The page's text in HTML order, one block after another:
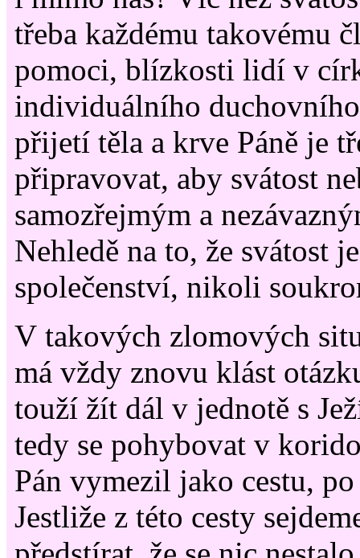
třeba každému takovému
pomoci, blízkosti lidí v
individuálního
přijetí těla a krve Páně je
připravovat, aby svátost
samozřejmým a
Nehledě na to, že svátost
společenství, nikoli
V takových zlomových
má vždy znovu klást
touží žít dál v jednotě s
tedy se pohybovat v
Pán vymezil jako cestu,
Jestliže z této cesty